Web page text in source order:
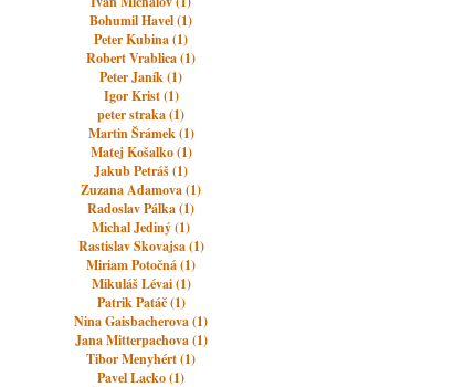
Bohumil Havel (1)
Peter Kubina (1)
Robert Vrablica (1)
Peter Janík (1)
Igor Krist (1)
peter straka (1)
Martin Šrámek (1)
Matej Košalko (1)
Jakub Petráš (1)
Zuzana Adamova (1)
Radoslav Pálka (1)
Michal Jediný (1)
Rastislav Skovajsa (1)
Miriam Potočná (1)
Mikuláš Lévai (1)
Patrik Patáč (1)
Nina Gaisbacherova (1)
Jana Mitterpachova (1)
Tibor Menyhért (1)
Pavel Lacko (1)